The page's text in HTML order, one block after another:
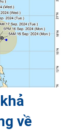
về